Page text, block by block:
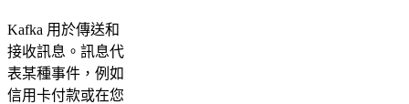
Kafka 用於傳送和
接收訊息。訊息代
表某種事件，例如
信用卡付款或在您